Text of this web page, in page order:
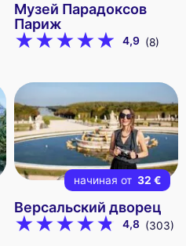
Музей Парадоксов
Париж
4,9 (8)
начиная от 32 €
Версальский дворец
4,8 (303)